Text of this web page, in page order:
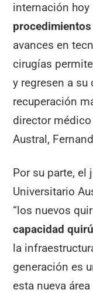
internación hoy
avances en
cirugías
y regresen a su
recuperación
director
Austral,
Por su parte, el
Universitario
“los nuevos
capacidad
la
generación es
esta nueva